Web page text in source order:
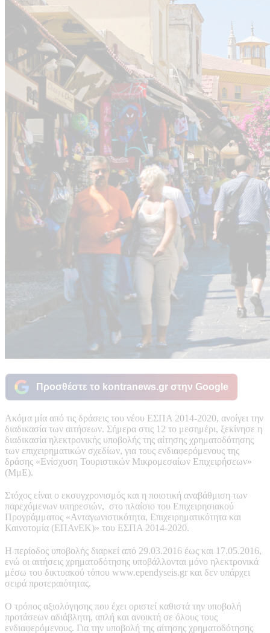
Προσθέστε το kontranews.gr στην Google
Ακόμα μία από τις δράσεις του νέου ΕΣΠΑ 2014-2020, ανοίγει την
διαδικασία των αιτήσεων. Σήμερα στις 12 το μεσημέρι, ξεκίνησε η
διαδικασία ηλεκτρονικής υποβολής της αίτησης χρηματοδότησης
των επιχειρηματικών σχεδίων, για τους ενδιαφερόμενους της
δράσης «Ενίσχυση Τουριστικών Μικρομεσαίων Επιχειρήσεων»
(ΜμΕ).
Στόχος είναι ο εκσυγχρονισμός και η ποιοτική αναβάθμιση των
παρεχόμενων υπηρεσιών, στο πλαίσιο του Επιχειρησιακού
Προγράμματος «Ανταγωνιστικότητα, Επιχειρηματικότητα και
Καινοτομία (ΕΠΑνΕΚ)» του ΕΣΠΑ 2014-2020.
Η περίοδος υποβολής διαρκεί από 29.03.2016 έως και 17.05.2016,
ενώ οι αιτήσεις χρηματοδότησης υποβάλλονται μόνο ηλεκτρονικά
μέσω του δικτυακού τόπου www.ependyseis.gr και δεν υπάρχει
σειρά προτεραιότητας.
Ο τρόπος αξιολόγησης που έχει οριστεί καθιστά την υποβολή
προτάσεων αδιάβλητη, απλή και ανοικτή σε όλους τους
ενδιαφερόμενους. Για την υποβολή της αίτησης χρηματοδότησης